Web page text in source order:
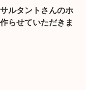
ルタントさんのホ
らせていただきま